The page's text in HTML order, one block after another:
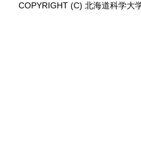
COPYRIGHT (C) 北海道科学大